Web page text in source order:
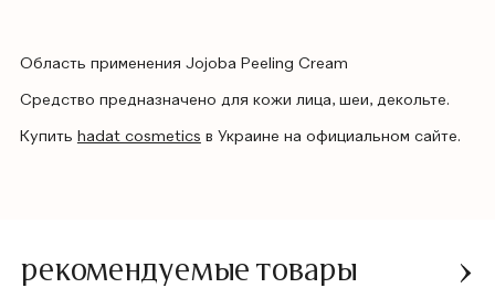
Область применения Jojoba Peeling Cream
Средство предназначено для кожи лица, шеи, декольте.
Купить hadat cosmetics в Украине на официальном сайте.
рекомендуемые товары